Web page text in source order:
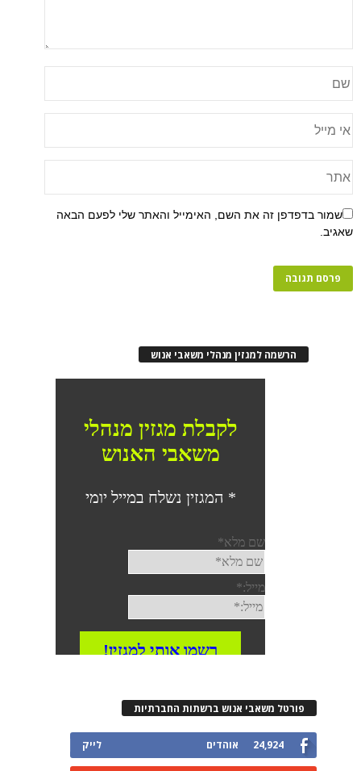
שמור בדפדפן זה את השם, האימייל והאתר שלי לפעם הבאה
שאגיב.
הרשמה למגזין מנהלי משאבי אנוש
פורטל משאבי אנוש ברשתות החברתיות
24,924 אוהדים לייק